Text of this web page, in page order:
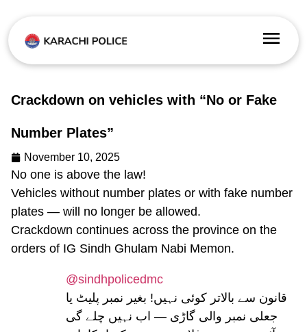
Crackdown on vehicles with “No or Fake
Number Plates”
November 10, 2025
No one is above the law!
Vehicles without number plates or with fake number
plates — will no longer be allowed.
Crackdown continues across the province on the
orders of IG Sindh Ghulam Nabi Memon.
@sindhpolicedmc
قانون سے بالاتر کوئی نہیں! بغیر نمبر پلیٹ یا
جعلی نمبر والی گاڑی — اب نہیں چلے گی